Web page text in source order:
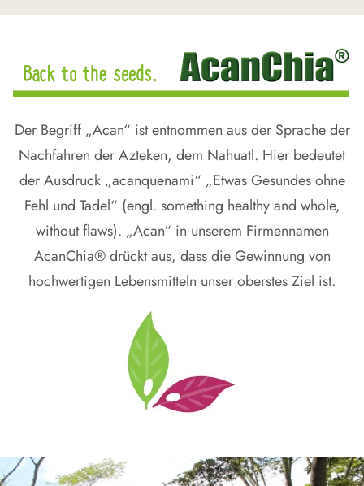
Der Begriff „Acan“ ist entnommen aus der Sprache der
Nachfahren der Azteken, dem Nahuatl. Hier bedeutet
der Ausdruck „acanquenami“ „Etwas Gesundes ohne
Fehl und Tadel“ (engl. something healthy and whole,
without flaws). „Acan“ in unserem Firmennamen
AcanChia® drückt aus, dass die Gewinnung von
hochwertigen Lebensmitteln unser oberstes Ziel ist.